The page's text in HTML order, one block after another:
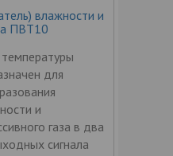
влажности и
ПВТ10
для
и
газа в два
сигнала